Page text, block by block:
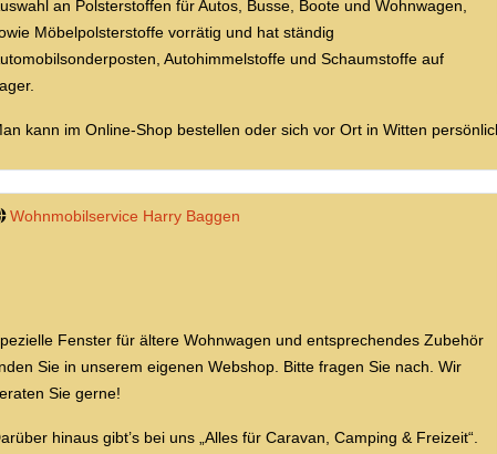
an Polsterstoffen für Autos, Busse, Boote und Wohnwagen,
Möbelpolsterstoffe vorrätig und hat ständig
Autohimmelstoffe und Schaumstoffe auf
kann im Online-Shop bestellen oder sich vor Ort in Witten
Wohnmobilservice Harry Baggen
Fenster für ältere Wohnwagen und entsprechendes Zubehör
Sie in unserem eigenen Webshop. Bitte fragen Sie nach. Wir
Sie gerne!
hinaus gibt’s bei uns „Alles für Caravan, Camping & Freizeit“.